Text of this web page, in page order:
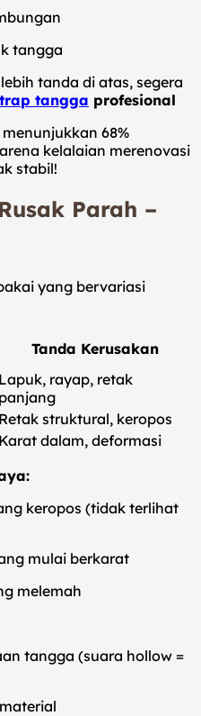
tangga
tanda di atas, segera
tangga profesional
68%
kelalaian merenovasi
stabil!
Parah –
yang bervariasi
Tanda Kerusakan
Lapuk, rayap, retak
panjang
Retak struktural, keropos
Karat dalam, deformasi
keropos (tidak terlihat
mulai berkarat
melemah
tangga (suara hollow =